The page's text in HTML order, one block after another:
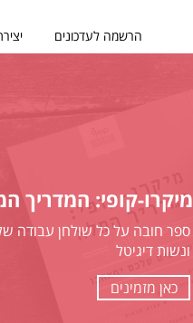
הרשמה לעדכונים
מיקרו-קופי: המדריך
ספר חובה על כל שולחן עבודה
ונשות דיגיטל
כאן מזמינים